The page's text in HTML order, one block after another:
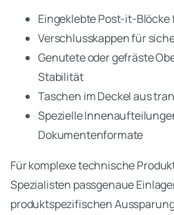
Eingeklebte Post-it-
Verschlusskappen für
Genutete oder gefräste
Stabilität
Taschen im Deckel aus
Spezielle
Dokumentenformate
Für komplexe technische
Spezialisten passgenaue
produktspezifischen